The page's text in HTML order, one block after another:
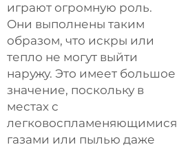
играют огромную роль.
Они выполнены таким
образом, что искры или
тепло не могут выйти
наружу. Это имеет большое
значение, поскольку в
местах с
легковоспламеняющимися
газами или пылью даже